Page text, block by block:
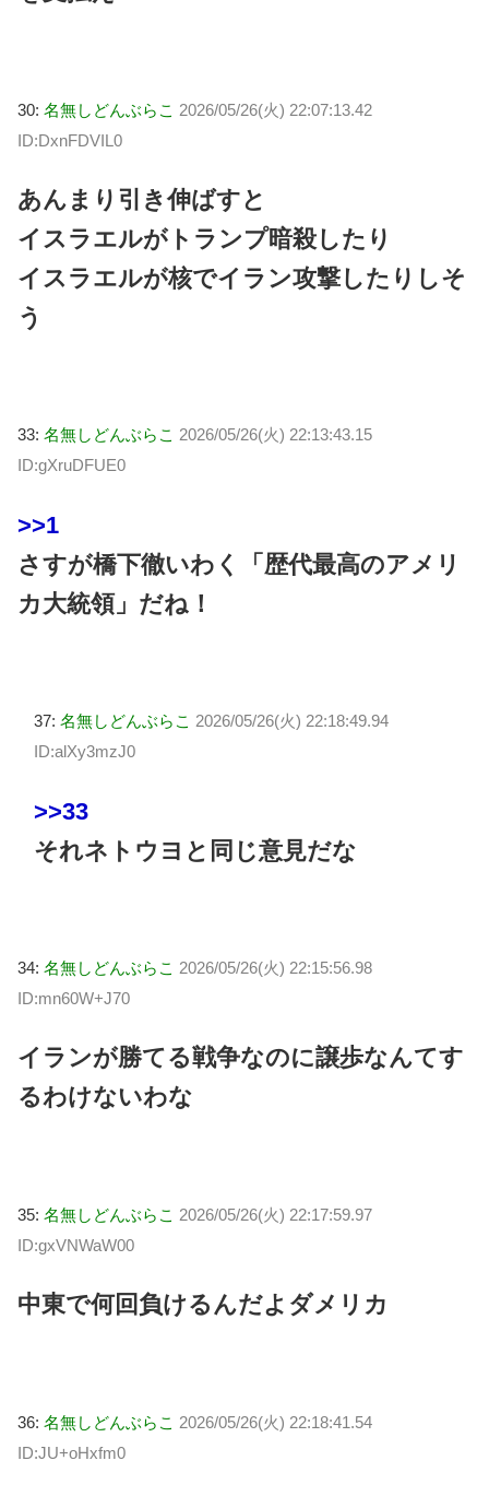
30: 名無しどんぶらこ 2026/05/26(火) 22:07:13.42
ID:DxnFDVIL0
あんまり引き伸ばすと
イスラエルがトランプ暗殺したり
イスラエルが核でイラン攻撃したりしそ
う
33: 名無しどんぶらこ 2026/05/26(火) 22:13:43.15
ID:gXruDFUE0
>>1
さすが橋下徹いわく「歴代最高のアメリ
カ大統領」だね！
37: 名無しどんぶらこ 2026/05/26(火) 22:18:49.94
ID:alXy3mzJ0
>>33
それネトウヨと同じ意見だな
34: 名無しどんぶらこ 2026/05/26(火) 22:15:56.98
ID:mn60W+J70
イランが勝てる戦争なのに譲歩なんてす
るわけないわな
35: 名無しどんぶらこ 2026/05/26(火) 22:17:59.97
ID:gxVNWaW00
中東で何回負けるんだよダメリカ
36: 名無しどんぶらこ 2026/05/26(火) 22:18:41.54
ID:JU+oHxfm0